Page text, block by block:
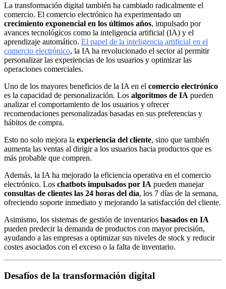
La transformación digital también ha cambiado radicalmente el
comercio. El comercio electrónico ha experimentado un
crecimiento exponencial en los últimos años, impulsado por
avances tecnológicos como la inteligencia artificial (IA) y el
aprendizaje automático. El papel de la inteligencia artificial en el
comercio electrónico, la IA ha revolucionado el sector al permitir
personalizar las experiencias de los usuarios y optimizar las
operaciones comerciales.
Uno de los mayores beneficios de la IA en el comercio electrónico
es la capacidad de personalización. Los algoritmos de IA pueden
analizar el comportamiento de los usuarios y ofrecer
recomendaciones personalizadas basadas en sus preferencias y
hábitos de compra.
Esto no solo mejora la experiencia del cliente, sino que también
aumenta las ventas al dirigir a los usuarios hacia productos que es
más probable que compren.
Además, la IA ha mejorado la eficiencia operativa en el comercio
electrónico. Los chatbots impulsados por IA pueden manejar
consultas de clientes las 24 horas del día, los 7 días de la semana,
ofreciendo soporte inmediato y mejorando la satisfacción del cliente.
Asimismo, los sistemas de gestión de inventarios basados en IA
pueden predecir la demanda de productos con mayor precisión,
ayudando a las empresas a optimizar sus niveles de stock y reducir
costes asociados con el exceso o la falta de inventario.
Desafíos de la transformación digital